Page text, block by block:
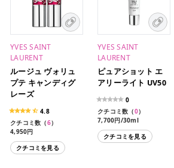
YVES SAINT
LAURENT
ルージュ ヴォリュ
プテ キャンディグ
レーズ
4.8
クチコミ数（6）
4,950円
4,950円（限定）
クチコミを見る
YVES SAINT
LAURENT
ピュアショット エ
アリーライト UV50
0
クチコミ数（0）
7,700円/30ml
クチコミを見る